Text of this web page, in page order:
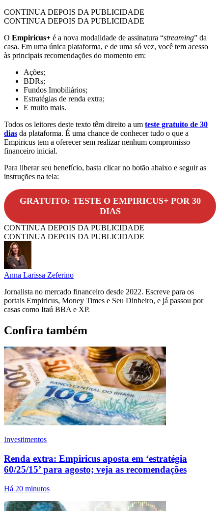
CONTINUA DEPOIS DA PUBLICIDADE
CONTINUA DEPOIS DA PUBLICIDADE
O Empiricus+ é a nova modalidade de assinatura “streaming” da
casa. Em uma única plataforma, e de uma só vez, você tem acesso
às principais recomendações do momento em:
Ações;
BDRs;
Fundos Imobiliários;
Estratégias de renda extra;
E muito mais.
Todos os leitores deste texto têm direito a um teste gratuito de 30
dias da plataforma. É uma chance de conhecer tudo o que a
Empiricus tem a oferecer sem realizar nenhum compromisso
financeiro inicial.
Para liberar seu benefício, basta clicar no botão abaixo e seguir as
instruções na tela:
GRATUITO: TESTE O EMPIRICUS+ POR 30
DIAS
CONTINUA DEPOIS DA PUBLICIDADE
CONTINUA DEPOIS DA PUBLICIDADE
Anna Larissa Zeferino
Jornalista no mercado financeiro desde 2022. Escreve para os
portais Empiricus, Money Times e Seu Dinheiro, e já passou por
casas como Itaú BBA e XP.
Confira também
Investimentos
Renda extra: Empiricus aposta em ‘estratégia
60/25/15’ para agosto; veja as recomendações
Há 20 minutos